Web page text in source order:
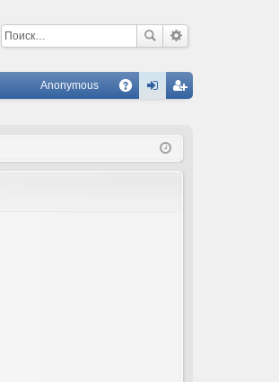
С
Anonymous
ис